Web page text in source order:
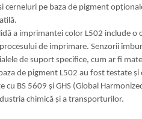
cerneluri pe baza de pigment
a imprimantei color L502 include o
de imprimare. Senzorii
de suport specifice, cum ar fi
de pigment L502 au fost testate
BS 5609 și GHS (Global
chimică și a transporturilor.